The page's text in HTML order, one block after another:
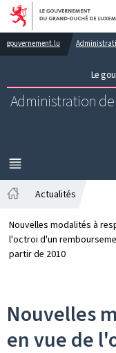
gouvernement.lu
Le
Administration
MENU
PRINCIPAL
Actualités
Nouvelles modalités à
l'octroi d'un
partir de 2010
Nouvelles
en vue de